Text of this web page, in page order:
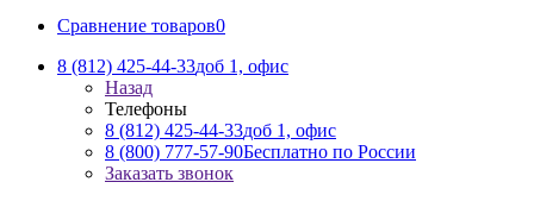
Сравнение товаров0
8 (812) 425-44-33доб 1, офис
Назад
Телефоны
8 (812) 425-44-33доб 1, офис
8 (800) 777-57-90Бесплатно по России
Заказать звонок